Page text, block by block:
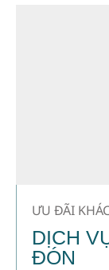
ƯU ĐÃI
DỊCH
ĐÓN